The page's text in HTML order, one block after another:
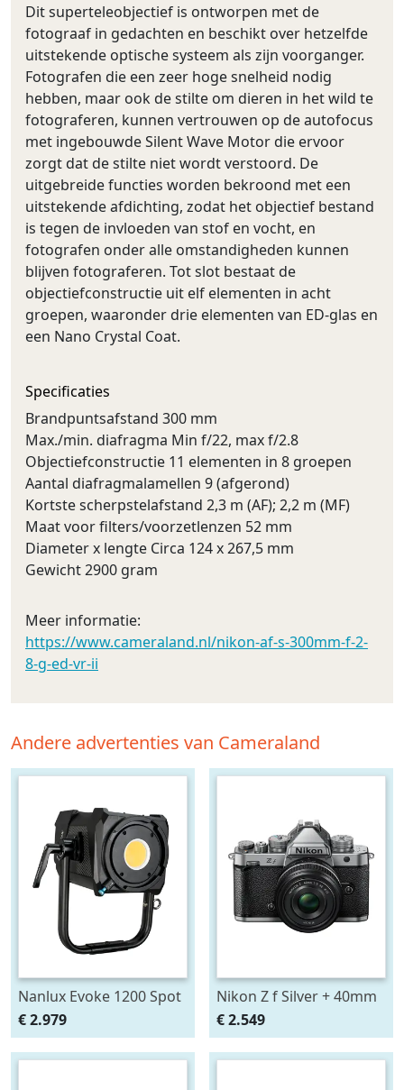
Dit superteleobjectief is ontworpen met de
fotograaf in gedachten en beschikt over hetzelfde
uitstekende optische systeem als zijn voorganger.
Fotografen die een zeer hoge snelheid nodig
hebben, maar ook de stilte om dieren in het wild te
fotograferen, kunnen vertrouwen op de autofocus
met ingebouwde Silent Wave Motor die ervoor
zorgt dat de stilte niet wordt verstoord. De
uitgebreide functies worden bekroond met een
uitstekende afdichting, zodat het objectief bestand
is tegen de invloeden van stof en vocht, en
fotografen onder alle omstandigheden kunnen
blijven fotograferen. Tot slot bestaat de
objectiefconstructie uit elf elementen in acht
groepen, waaronder drie elementen van ED-glas en
een Nano Crystal Coat.
Specificaties
Brandpuntsafstand 300 mm
Max./min. diafragma Min f/22, max f/2.8
Objectiefconstructie 11 elementen in 8 groepen
Aantal diafragmalamellen 9 (afgerond)
Kortste scherpstelafstand 2,3 m (AF); 2,2 m (MF)
Maat voor filters/voorzetlenzen 52 mm
Diameter x lengte Circa 124 x 267,5 mm
Gewicht 2900 gram
Meer informatie:
https://www.cameraland.nl/nikon-af-s-300mm-f-2-
8-g-ed-vr-ii
Andere advertenties van Cameraland
Nanlux Evoke 1200 Spot
Light
€ 2.979
Nikon Z f Silver + 40mm
SE
€ 2.549